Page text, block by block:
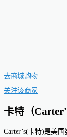
去商城购物
关注该商家
卡特（
Carter’s(卡特)是美